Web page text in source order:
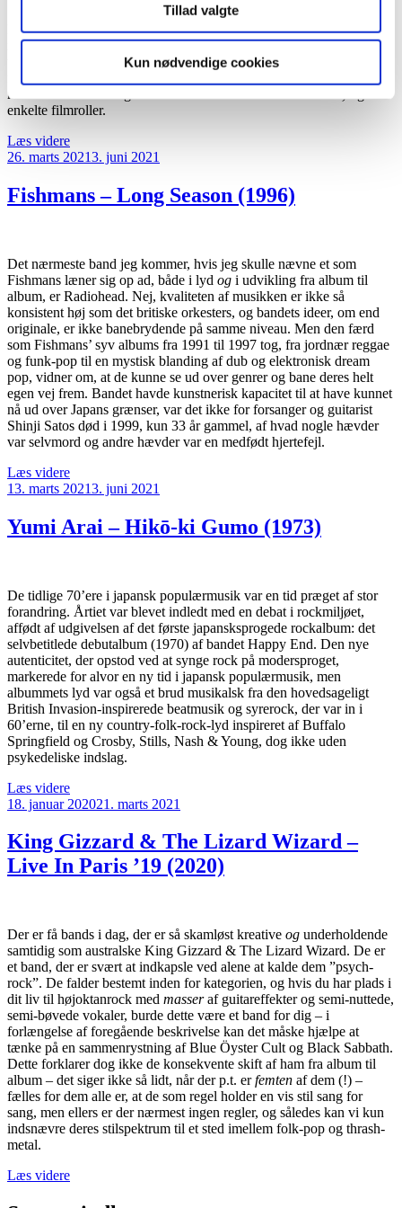
Tillad valgte
Kun nødvendige cookies
Der er få japanske komponister og musikere, der har haft så megen
indflydelse uden for sit hjemland som Ryuichi Sakamoto. Det er
tydeligt alene ud fra en liste over utallige samarbejder med musikere
man
enkelte filmroller.
Læs videre“Ryuichi
Sakamoto
Thousand
Knives
(1978)”
Udgivet
26. marts 20213. juni 2021
Fishmans – Long Season (1996)
Det nærmeste band jeg kommer, hvis jeg skulle nævne et som
Fishmans læner sig op ad, både i lyd og i udvikling fra album til
album, er Radiohead. Nej, kvaliteten af musikken er ikke så
konsistent høj som det britiske orkesters, og bandets ideer, om end
originale, er ikke banebrydende på samme niveau. Men den færd
som Fishmans’ syv albums fra 1991 til 1997 tog, fra jordnær reggae
og funk-pop til en mystisk blanding af dub og elektronisk dream
pop, vidner om, at de kunne se ud over genrer og bane deres helt
egen vej frem. Bandet havde kunstnerisk kapacitet til at have kunnet
nå ud over Japans grænser, var det ikke for forsanger og guitarist
Shinji Satos død i 1999, kun 33 år gammel, af hvad nogle hævder
var selvmord og andre hævder var en medfødt hjertefejl.
Læs videre“Fishmans
–
Season
(1996)”
Udgivet
13. marts 20213. juni 2021
Yumi Arai – Hikō-ki Gumo (1973)
De tidlige 70’ere i japansk populærmusik var en tid præget af stor
forandring. Årtiet var blevet indledt med en debat i rockmiljøet,
affødt af udgivelsen af det første japansksprogede rockalbum: det
selvbetitlede debutalbum (1970) af bandet Happy End. Den nye
autenticitet, der opstod ved at synge rock på modersproget,
markerede for alvor en ny tid i japansk populærmusik, men
albummets lyd var også et brud musikalsk fra den hovedsageligt
British Invasion-inspirerede beatmusik og syrerock, der var in i
60’erne, til en ny country-folk-rock-lyd inspireret af Buffalo
Springfield og Crosby, Stills, Nash & Young, dog ikke uden
psykedeliske indslag.
Læs videre“Yumi
Arai
Hikō-
ki
Gumo
Udgivet
18. januar 202021. marts 2021
King Gizzard & The Lizard Wizard –
Live In Paris ’19 (2020)
Der er få bands i dag, der er så skamløst kreative og underholdende
samtidig som australske King Gizzard & The Lizard Wizard. De er
et band, der er svært at indkapsle ved alene at kalde dem ”psych-
rock”. De falder bestemt inden for kategorien, og hvis du har plads i
dit liv til højoktanrock med masseraf guitareffekter og semi-nuttede,
semi-bøvede vokaler, burde dette være et band for dig – i
forlængelse af foregående beskrivelse kan det måske hjælpe at
tænke på en sammenrystning af Blue Öyster Cult og Black Sabbath.
Dette forklarer dog ikke de konsekvente skift af ham fra album til
album – det siger ikke så lidt, når der p.t. erfemten af dem (!) –
fælles for dem alle er, at de som regel holder en vis stil sang for
sang, men ellers er der nærmest ingen regler, og således kan vi kun
indsnævre deres stilspektrum til et sted imellem folk-pop og thrash-
metal.
Læs videre“King